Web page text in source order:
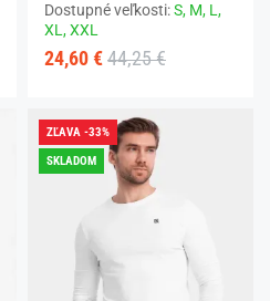
Dostupné veľkosti:S, M, L,
XL,XXL
24,60 € 44,25 €
ZĽAVA -33%
SKLADOM